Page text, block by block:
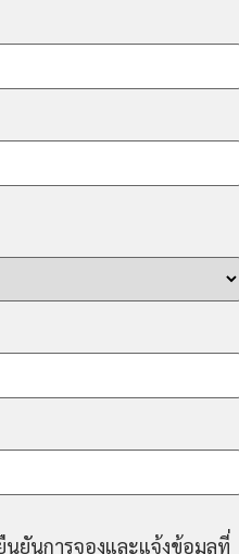
ยันการจองและแจ้งข้อมูลที่